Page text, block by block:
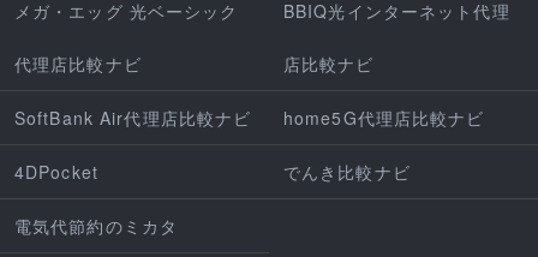
メガ・エッグ 光ベーシック
代理店比較ナビ
BBIQ光インターネット代理
店比較ナビ
SoftBank Air代理店比較ナビ home5G代理店比較ナビ
4DPocket でんき比較ナビ
電気代節約のミカタ